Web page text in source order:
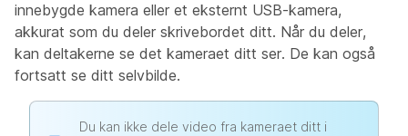
innebygde kamera eller et eksternt USB-kamera,
akkurat som du deler skrivebordet ditt. Når du deler,
kan deltakerne se det kameraet ditt ser. De kan også
fortsatt se ditt selvbilde.
Du kan ikke dele video fra kameraet ditt i